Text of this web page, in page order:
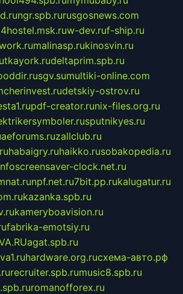
ngr.spb.rurusgosnews.com
w-dev.ruf-ship.ru
malinasp.rukinosvin.ru
deltaprim.spb.ru
sgv.sumultiki-online.com
cherinvest.rudetskiy-ostrov.ru
pdf-creator.runix-files.org.ru
sputnikyes.ru
aeforums.ruzallclub.ru
habaigry.ruhaikko.rusobakopedia.ru
screensaver-clock.net.ru
npf.net.ru7bit.pp.rukalugatur.ru
kazanka.spb.ru
kameryboavision.ru
fabrika-emotsiy.ru
agat.spb.ru
hardware.org.ruсхема-авто.рф
recruiter.spb.rumusic8.spb.ru
romanofforex.ru